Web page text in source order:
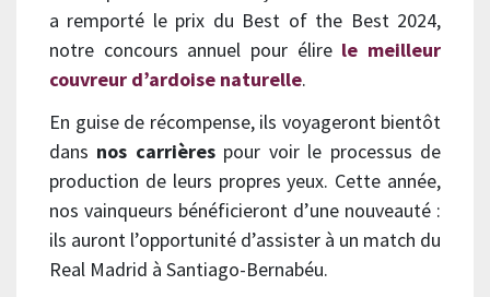
a remporté le prix du Best of the Best 2024,
notre concours annuel pour élire le meilleur
couvreur d’ardoise naturelle.
En guise de récompense, ils voyageront bientôt
dans nos carrièrespour voir le processus de
production de leurs propres yeux. Cette année,
nos vainqueurs bénéficieront d’une nouveauté :
ils auront l’opportunité d’assister à un match du
Real Madrid à Santiago-Bernabéu.